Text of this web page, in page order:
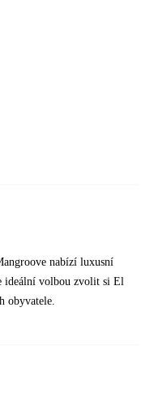
nabízí luxusní
ideální volbou zvolit si El
obyvatele.